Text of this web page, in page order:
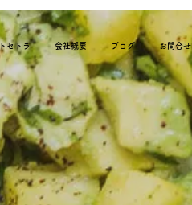
セトラ 会社概要 ブログ お問合せ